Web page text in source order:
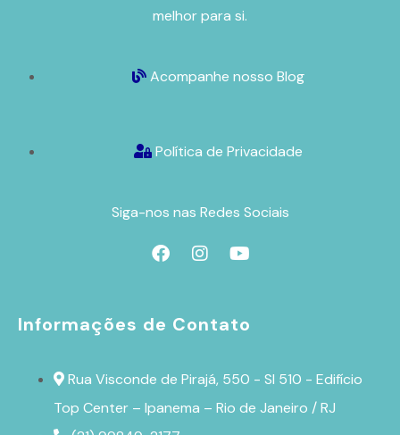
melhor para si.
Acompanhe nosso Blog
Política de Privacidade
Siga-nos nas Redes Sociais
Informações de Contato
Rua Visconde de Pirajá, 550 - Sl 510 - Edifício
Top Center – Ipanema – Rio de Janeiro / RJ